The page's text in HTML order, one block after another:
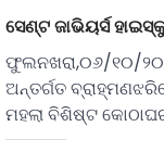
ସେଣ୍ଟ ଜାଭିୟର୍ସ
ଫୁଲନଖରା,୦୬/୧୦/
ଅନ୍ତର୍ଗତ
ମହଲା ବିଶିଷ୍ଟ